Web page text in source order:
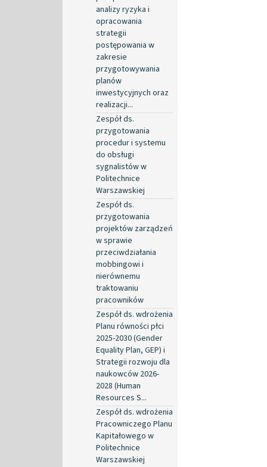
analizy ryzyka i
opracowania
strategii
postępowania w
zakresie
przygotowywania
planów
inwestycyjnych oraz
realizacji...
Zespół ds.
przygotowania
procedur i systemu
do obsługi
sygnalistów w
Politechnice
Warszawskiej
Zespół ds.
przygotowania
projektów zarządzeń
w sprawie
przeciwdziałania
mobbingowi i
nierównemu
traktowaniu
pracowników
Zespół ds. wdrożenia
Planu równości płci
2025-2030 (Gender
Equality Plan, GEP) i
Strategii rozwoju dla
naukowców 2026-
2028 (Human
Resources S...
Zespół ds. wdrożenia
Pracowniczego Planu
Kapitałowego w
Politechnice
Warszawskiej